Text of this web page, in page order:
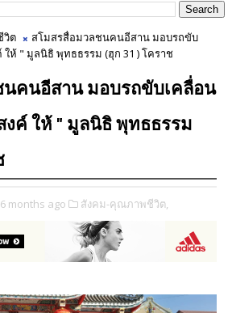
วิต
สโมสรสื่อมวลชนคนอีสาน มอบรถขับ
ให้ " มูลนิธิ พุทธธรรม (ฮุก 31 ) โคราช
คนอีสาน มอบรถขับเคลื่อน
งค์ ให้ " มูลนิธิ พุทธธรรม
6 months ago สังคม-คุณภาพชีวิต,